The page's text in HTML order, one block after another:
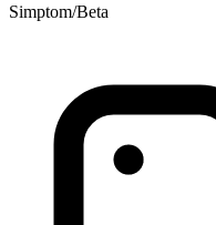
Simptom/Beta